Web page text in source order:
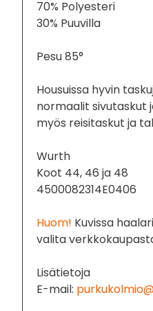
70% Polyesteri
30% Puuvilla
Pesu 85°
Housuissa hyvin
normaalit sivutaskut
myös reisitaskut ja
Wurth
Koot 44, 46 ja 48
4500082314E0406
Huom! Kuvissa
valita
Lisätietoja
E-mail: